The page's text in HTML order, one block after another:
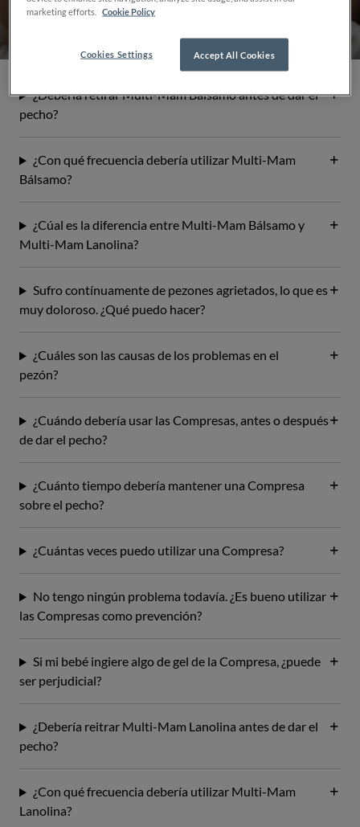
¿Debería retirar Multi-Mam Bálsamo antes de dar el
pecho?
¿Con qué frecuencia debería utilizar Multi-Mam
Bálsamo?
¿Cúal es la diferencia entre Multi-Mam Bálsamo y
Multi-Mam Lanolina?
Sufro contínuamente de pezones agrietados, lo que es
muy doloroso. ¿Qué puedo hacer?
¿Cuáles son las causas de los problemas en el
pezón?
¿Cuándo debería usar las Compresas, antes o después
de dar el pecho?
¿Cuánto tiempo debería mantener una Compresa
sobre el pecho?
¿Cuántas veces puedo utilizar una Compresa?
No tengo ningún problema todavía. ¿Es bueno utilizar
las Compresas como prevención?
Si mi bebé ingiere algo de gel de la Compresa, ¿puede
ser perjudicial?
¿Debería reitrar Multi-Mam Lanolina antes de dar el
pecho?
¿Con qué frecuencia debería utilizar Multi-Mam
Lanolina?
marketing efforts.
Cookie Policy
Accept All Cookies
Cookies Settings